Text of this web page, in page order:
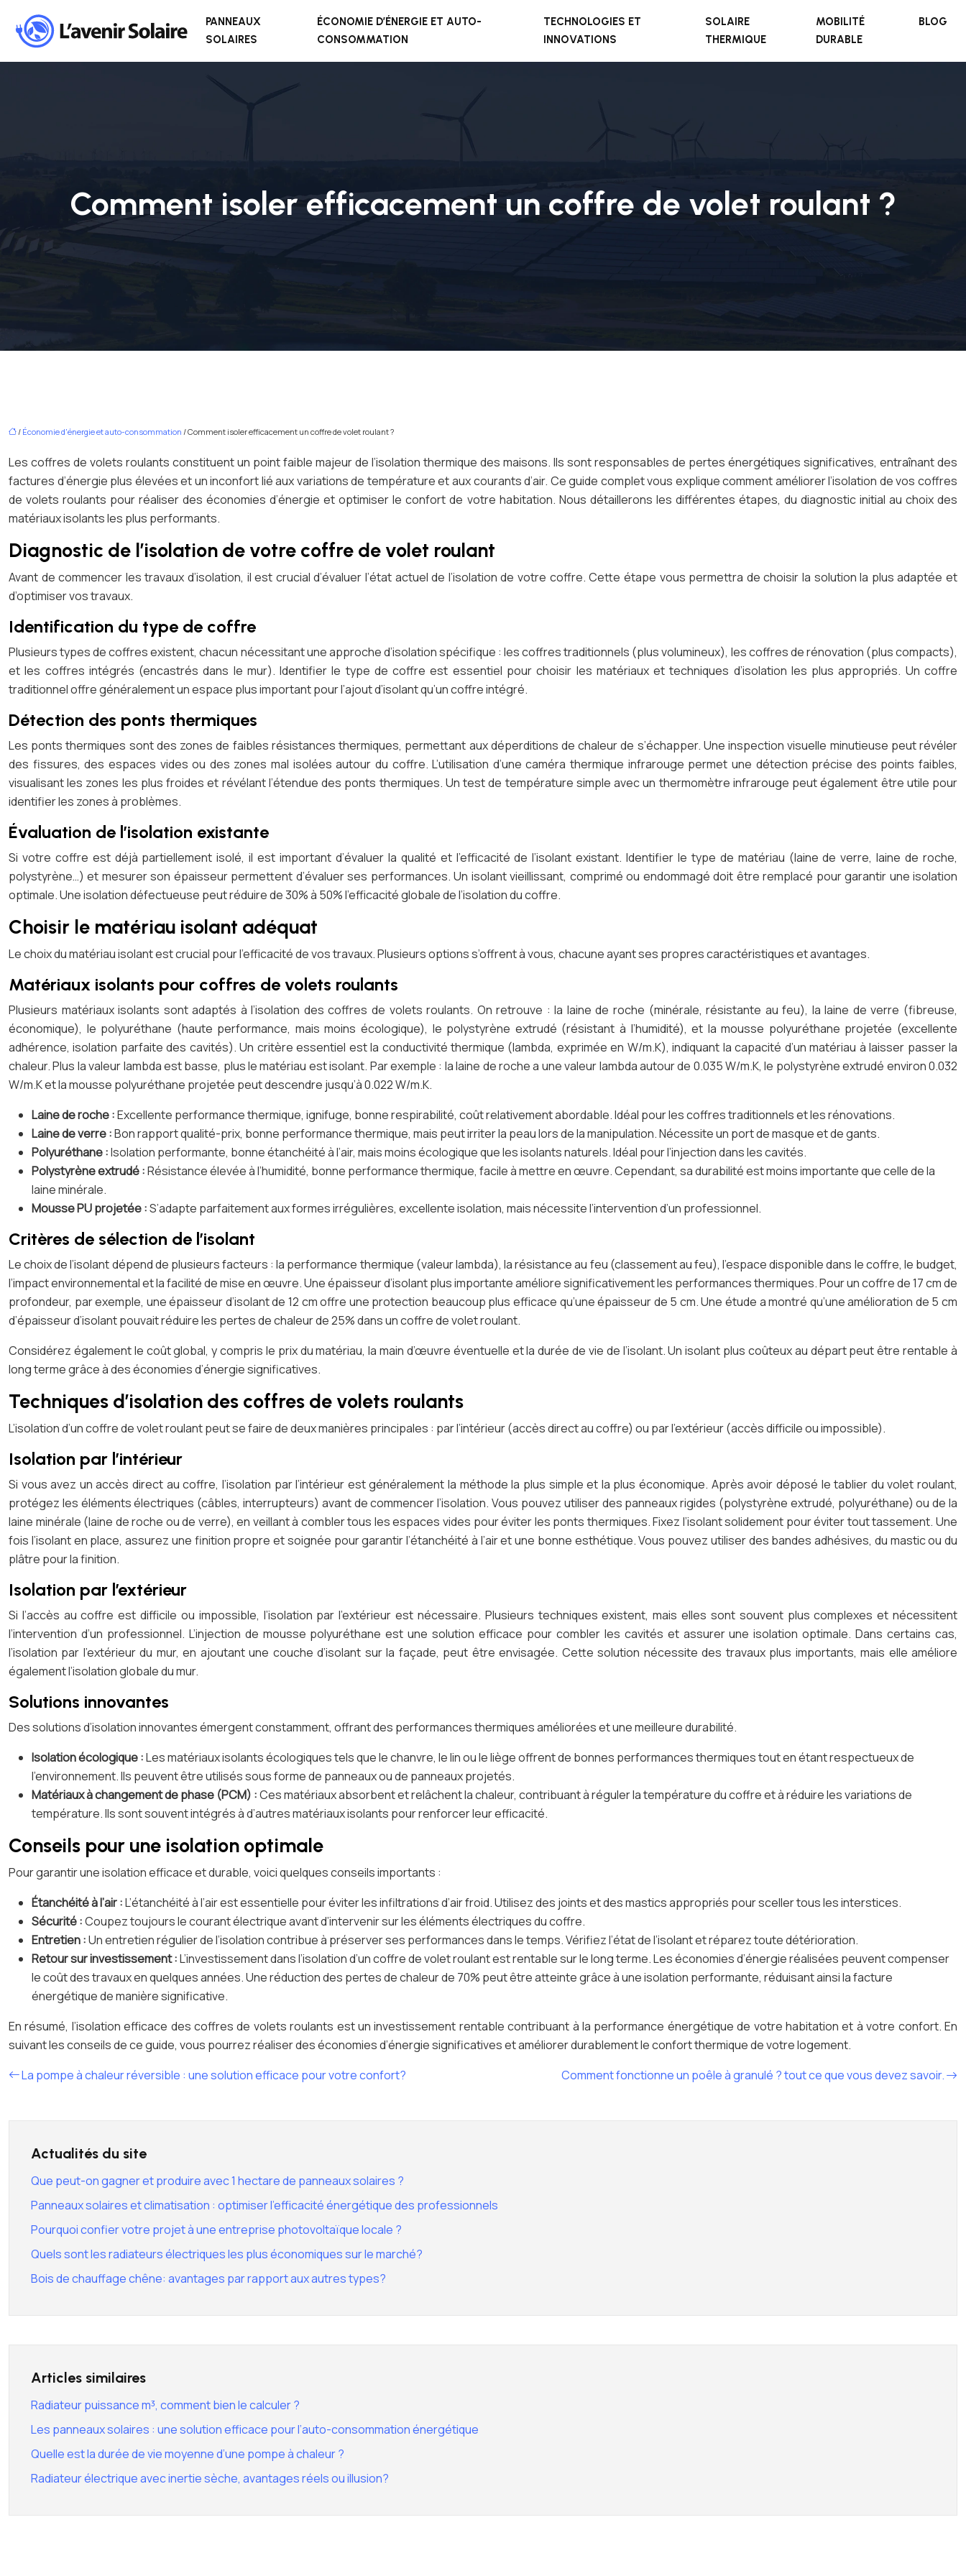
PANNEAUX
SOLAIRES
ÉCONOMIE D’ÉNERGIE ET AUTO-
CONSOMMATION
TECHNOLOGIES ET
INNOVATIONS
SOLAIRE
THERMIQUE
MOBILITÉ
DURABLE
BLOG
Comment isoler efficacement un coffre de volet roulant ?
/ Économie d'énergie et auto-consommation / Comment isoler efficacement un coffre de volet roulant ?
Les coffres de volets roulants constituent un point faible majeur de l’isolation thermique des maisons. Ils sont responsables de pertes énergétiques significatives, entraînant des
factures d’énergie plus élevées et un inconfort lié aux variations de température et aux courants d’air. Ce guide complet vous explique comment améliorer l’isolation de vos coffres
de volets roulants pour réaliser des économies d’énergie et optimiser le confort de votre habitation. Nous détaillerons les différentes étapes, du diagnostic initial au choix des
matériaux isolants les plus performants.
Diagnostic de l’isolation de votre coffre de volet roulant
Avant de commencer les travaux d’isolation, il est crucial d’évaluer l’état actuel de l’isolation de votre coffre. Cette étape vous permettra de choisir la solution la plus adaptée et
d’optimiser vos travaux.
Identification du type de coffre
Plusieurs types de coffres existent, chacun nécessitant une approche d’isolation spécifique : les coffres traditionnels (plus volumineux), les coffres de rénovation (plus compacts),
et les coffres intégrés (encastrés dans le mur). Identifier le type de coffre est essentiel pour choisir les matériaux et techniques d’isolation les plus appropriés. Un coffre
traditionnel offre généralement un espace plus important pour l’ajout d’isolant qu’un coffre intégré.
Détection des ponts thermiques
Les ponts thermiques sont des zones de faibles résistances thermiques, permettant aux déperditions de chaleur de s’échapper. Une inspection visuelle minutieuse peut révéler
des fissures, des espaces vides ou des zones mal isolées autour du coffre. L’utilisation d’une caméra thermique infrarouge permet une détection précise des points faibles,
visualisant les zones les plus froides et révélant l’étendue des ponts thermiques. Un test de température simple avec un thermomètre infrarouge peut également être utile pour
identifier les zones à problèmes.
Évaluation de l’isolation existante
Si votre coffre est déjà partiellement isolé, il est important d’évaluer la qualité et l’efficacité de l’isolant existant. Identifier le type de matériau (laine de verre, laine de roche,
polystyrène…) et mesurer son épaisseur permettent d’évaluer ses performances. Un isolant vieillissant, comprimé ou endommagé doit être remplacé pour garantir une isolation
optimale. Une isolation défectueuse peut réduire de 30% à 50% l’efficacité globale de l’isolation du coffre.
Choisir le matériau isolant adéquat
Le choix du matériau isolant est crucial pour l’efficacité de vos travaux. Plusieurs options s’offrent à vous, chacune ayant ses propres caractéristiques et avantages.
Matériaux isolants pour coffres de volets roulants
Plusieurs matériaux isolants sont adaptés à l’isolation des coffres de volets roulants. On retrouve : la laine de roche (minérale, résistante au feu), la laine de verre (fibreuse,
économique), le polyuréthane (haute performance, mais moins écologique), le polystyrène extrudé (résistant à l’humidité), et la mousse polyuréthane projetée (excellente
adhérence, isolation parfaite des cavités). Un critère essentiel est la conductivité thermique (lambda, exprimée en W/m.K), indiquant la capacité d’un matériau à laisser passer la
chaleur. Plus la valeur lambda est basse, plus le matériau est isolant. Par exemple : la laine de roche a une valeur lambda autour de 0.035 W/m.K, le polystyrène extrudé environ 0.032
W/m.K et la mousse polyuréthane projetée peut descendre jusqu’à 0.022 W/m.K.
Laine de roche :Excellente performance thermique, ignifuge, bonne respirabilité, coût relativement abordable. Idéal pour les coffres traditionnels et les rénovations.
Laine de verre :Bon rapport qualité-prix, bonne performance thermique, mais peut irriter la peau lors de la manipulation. Nécessite un port de masque et de gants.
Polyuréthane :Isolation performante, bonne étanchéité à l’air, mais moins écologique que les isolants naturels. Idéal pour l’injection dans les cavités.
Polystyrène extrudé :Résistance élevée à l’humidité, bonne performance thermique, facile à mettre en œuvre. Cependant, sa durabilité est moins importante que celle de la
laine minérale.
Mousse PU projetée :S’adapte parfaitement aux formes irrégulières, excellente isolation, mais nécessite l’intervention d’un professionnel.
Critères de sélection de l’isolant
Le choix de l’isolant dépend de plusieurs facteurs : la performance thermique (valeur lambda), la résistance au feu (classement au feu), l’espace disponible dans le coffre, le budget,
l’impact environnemental et la facilité de mise en œuvre. Une épaisseur d’isolant plus importante améliore significativement les performances thermiques. Pour un coffre de 17 cm de
profondeur, par exemple, une épaisseur d’isolant de 12 cm offre une protection beaucoup plus efficace qu’une épaisseur de 5 cm. Une étude a montré qu’une amélioration de 5 cm
d’épaisseur d’isolant pouvait réduire les pertes de chaleur de 25% dans un coffre de volet roulant.
Considérez également le coût global, y compris le prix du matériau, la main d’œuvre éventuelle et la durée de vie de l’isolant. Un isolant plus coûteux au départ peut être rentable à
long terme grâce à des économies d’énergie significatives.
Techniques d’isolation des coffres de volets roulants
L’isolation d’un coffre de volet roulant peut se faire de deux manières principales : par l’intérieur (accès direct au coffre) ou par l’extérieur (accès difficile ou impossible).
Isolation par l’intérieur
Si vous avez un accès direct au coffre, l’isolation par l’intérieur est généralement la méthode la plus simple et la plus économique. Après avoir déposé le tablier du volet roulant,
protégez les éléments électriques (câbles, interrupteurs) avant de commencer l’isolation. Vous pouvez utiliser des panneaux rigides (polystyrène extrudé, polyuréthane) ou de la
laine minérale (laine de roche ou de verre), en veillant à combler tous les espaces vides pour éviter les ponts thermiques. Fixez l’isolant solidement pour éviter tout tassement. Une
fois l’isolant en place, assurez une finition propre et soignée pour garantir l’étanchéité à l’air et une bonne esthétique. Vous pouvez utiliser des bandes adhésives, du mastic ou du
plâtre pour la finition.
Isolation par l’extérieur
Si l’accès au coffre est difficile ou impossible, l’isolation par l’extérieur est nécessaire. Plusieurs techniques existent, mais elles sont souvent plus complexes et nécessitent
l’intervention d’un professionnel. L’injection de mousse polyuréthane est une solution efficace pour combler les cavités et assurer une isolation optimale. Dans certains cas,
l’isolation par l’extérieur du mur, en ajoutant une couche d’isolant sur la façade, peut être envisagée. Cette solution nécessite des travaux plus importants, mais elle améliore
également l’isolation globale du mur.
Solutions innovantes
Des solutions d’isolation innovantes émergent constamment, offrant des performances thermiques améliorées et une meilleure durabilité.
Isolation écologique :Les matériaux isolants écologiques tels que le chanvre, le lin ou le liège offrent de bonnes performances thermiques tout en étant respectueux de
l’environnement. Ils peuvent être utilisés sous forme de panneaux ou de panneaux projetés.
Matériaux à changement de phase (PCM) :Ces matériaux absorbent et relâchent la chaleur, contribuant à réguler la température du coffre et à réduire les variations de
température. Ils sont souvent intégrés à d’autres matériaux isolants pour renforcer leur efficacité.
Conseils pour une isolation optimale
Pour garantir une isolation efficace et durable, voici quelques conseils importants :
Étanchéité à l’air :L’étanchéité à l’air est essentielle pour éviter les infiltrations d’air froid. Utilisez des joints et des mastics appropriés pour sceller tous les interstices.
Sécurité :Coupez toujours le courant électrique avant d’intervenir sur les éléments électriques du coffre.
Entretien :Un entretien régulier de l’isolation contribue à préserver ses performances dans le temps. Vérifiez l’état de l’isolant et réparez toute détérioration.
Retour sur investissement :L’investissement dans l’isolation d’un coffre de volet roulant est rentable sur le long terme. Les économies d’énergie réalisées peuvent compenser
le coût des travaux en quelques années. Une réduction des pertes de chaleur de 70% peut être atteinte grâce à une isolation performante, réduisant ainsi la facture
énergétique de manière significative.
En résumé, l’isolation efficace des coffres de volets roulants est un investissement rentable contribuant à la performance énergétique de votre habitation et à votre confort. En
suivant les conseils de ce guide, vous pourrez réaliser des économies d’énergie significatives et améliorer durablement le confort thermique de votre logement.
La pompe à chaleur réversible : une solution efficace pour votre confort?
Comment fonctionne un poêle à granulé ? tout ce que vous devez savoir.
Actualités du site
Que peut-on gagner et produire avec 1 hectare de panneaux solaires ?
Panneaux solaires et climatisation : optimiser l’efficacité énergétique des professionnels
Pourquoi confier votre projet à une entreprise photovoltaïque locale ?
Quels sont les radiateurs électriques les plus économiques sur le marché?
Bois de chauffage chêne: avantages par rapport aux autres types?
Articles similaires
Radiateur puissance m³, comment bien le calculer ?
Les panneaux solaires : une solution efficace pour l’auto-consommation énergétique
Quelle est la durée de vie moyenne d’une pompe à chaleur ?
Radiateur électrique avec inertie sèche, avantages réels ou illusion?